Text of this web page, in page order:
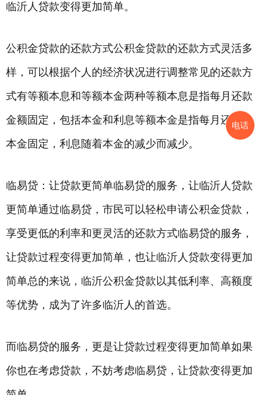
临沂人贷款变得更加简单。
公积金贷款的还款方式公积金贷款的还款方式灵活多
样，可以根据个人的经济状况进行调整常见的还款方
式有等额本息和等额本金两种等额本息是指每月还款
金额固定，包括本金和利息等额本金是指每月还款的
本金固定，利息随着本金的减少而减少。
临易贷：让贷款更简单临易贷的服务，让临沂人贷款
更简单通过临易贷，市民可以轻松申请公积金贷款，
享受更低的利率和更灵活的还款方式临易贷的服务，
让贷款过程变得更加简单，也让临沂人贷款变得更加
简单总的来说，临沂公积金贷款以其低利率、高额度
等优势，成为了许多临沂人的首选。
而临易贷的服务，更是让贷款过程变得更加简单如果
你也在考虑贷款，不妨考虑临易贷，让贷款变得更加
电话